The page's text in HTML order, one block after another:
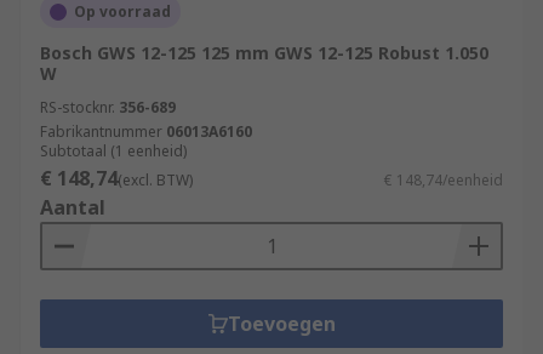
Op voorraad
Bosch GWS 12-125 125 mm GWS 12-125 Robust 1.050
W
RS-stocknr. 356-689
Fabrikantnummer 06013A6160
Subtotaal (1 eenheid)
€ 148,74(excl. BTW) € 148,74/eenheid
Aantal
Toevoegen